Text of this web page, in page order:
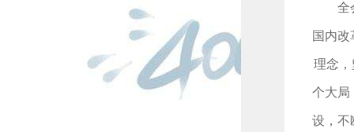
全
国内
理念
个大局
设，不